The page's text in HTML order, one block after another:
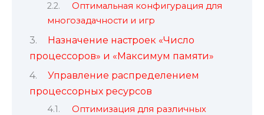
Оптимальная конфигурация для
многозадачности и игр
Назначение настроек «Число
процессоров» и «Максимум памяти»
Управление распределением
процессорных ресурсов
Оптимизация для различных